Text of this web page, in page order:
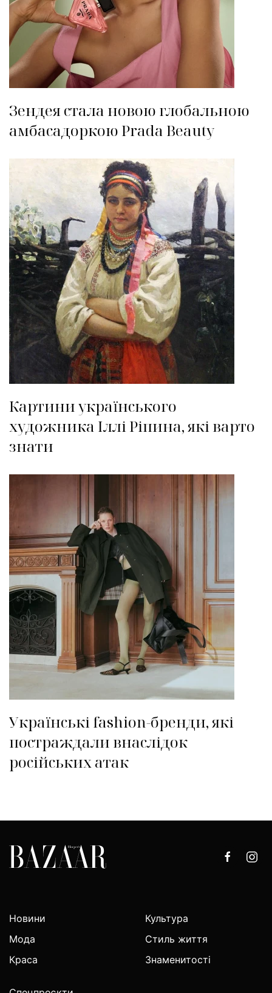
Зендея стала новою глобальною
амбасадоркою Prada Beauty
Картини українського
художника Іллі Ріпина, які варто
знати
Українські fashion-бренди, які
постраждали внаслідок
російських атак
Новини
Мода
Краса
Культура
Стиль життя
Знаменитості